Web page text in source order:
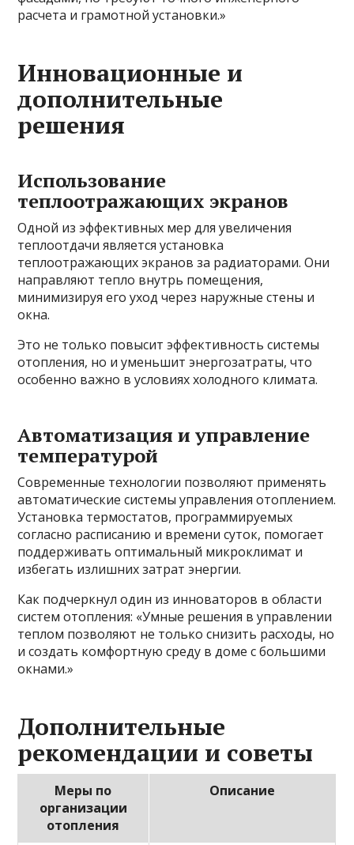
расчета и грамотной установки.»
Инновационные и
дополнительные
решения
Использование
теплоотражающих экранов
Одной из эффективных мер для увеличения
теплоотдачи является установка
теплоотражающих экранов за радиаторами. Они
направляют тепло внутрь помещения,
минимизируя его уход через наружные стены и
окна.
Это не только повысит эффективность системы
отопления, но и уменьшит энергозатраты, что
особенно важно в условиях холодного климата.
Автоматизация и управление
температурой
Современные технологии позволяют применять
автоматические системы управления отоплением.
Установка термостатов, программируемых
согласно расписанию и времени суток, помогает
поддерживать оптимальный микроклимат и
избегать излишних затрат энергии.
Как подчеркнул один из инноваторов в области
систем отопления: «Умные решения в управлении
теплом позволяют не только снизить расходы, но
и создать комфортную среду в доме с большими
окнами.»
Дополнительные
рекомендации и советы
Меры по
организации
отопления
Описание